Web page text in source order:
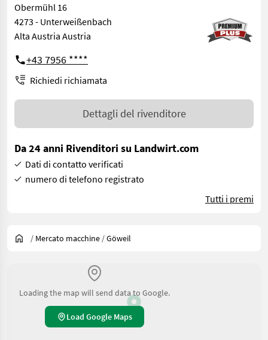
Obermühl 16
4273 - Unterweißenbach
Alta Austria Austria
+43 7956 ****
Richiedi richiamata
Dettagli del rivenditore
Da 24 anni Rivenditori su Landwirt.com
Dati di contatto verificati
numero di telefono registrato
Tutti i premi
/ Mercato macchine /Göweil
Loading the map will send data to Google.
Load Google Maps